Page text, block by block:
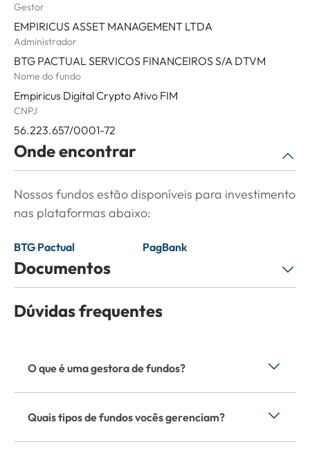
Gestor
EMPIRICUS ASSET MANAGEMENT LTDA
Administrador
BTG PACTUAL SERVICOS FINANCEIROS S/A DTVM
Nome do fundo
Empiricus Digital Crypto Ativo FIM
CNPJ
56.223.657/0001-72
Onde encontrar
Nossos fundos estão disponíveis para investimento
nas plataformas abaixo:
BTG Pactual PagBank
Documentos
Detalhamento de Taxas - Empiricus Digital
Informativo Mensal
Dúvidas frequentes
O que é uma gestora de fundos?
administrar e gerenciar ativos financeiros de investidores,
buscando maximizar os retornos sobre os investimentos
enquanto minimiza os riscos.
Quais tipos de fundos vocês gerenciam?